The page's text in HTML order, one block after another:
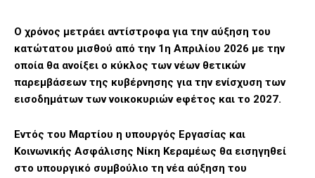
Ο χρόνος μετράει αντίστροφα για την αύξηση του
κατώτατου μισθού από την 1η Απριλίου 2026 με την
οποία θα ανοίξει ο κύκλος των νέων θετικών
παρεμβάσεων της κυβέρνησης για την ενίσχυση των
εισοδημάτων των νοικοκυριών eφέτος και το 2027.
Εντός του Μαρτίου η υπουργός Εργασίας και
Κοινωνικής Ασφάλισης Νίκη Κεραμέως θα εισηγηθεί
στο υπουργικό συμβούλιο τη νέα αύξηση του